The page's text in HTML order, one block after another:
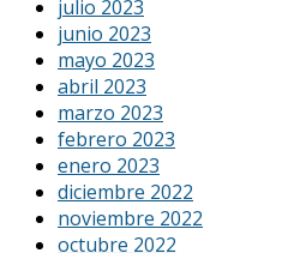
julio 2023
junio 2023
mayo 2023
abril 2023
marzo 2023
febrero 2023
enero 2023
diciembre 2022
noviembre 2022
octubre 2022